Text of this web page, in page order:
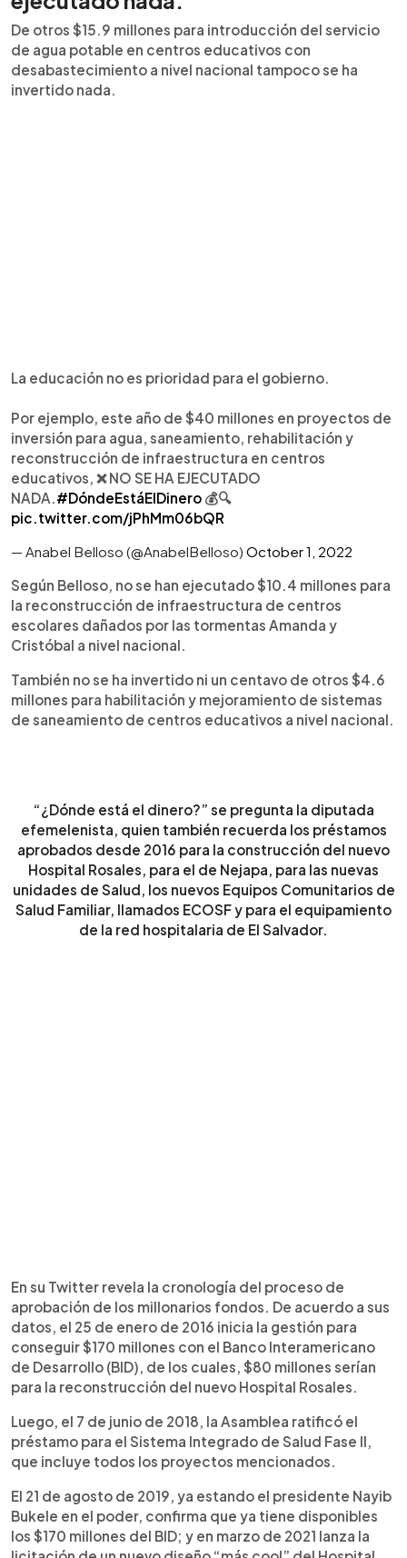
De otros $15.9 millones para introducción del servicio
de agua potable en centros educativos con
desabastecimiento a nivel nacional tampoco se ha
invertido nada.
La educación no es prioridad para el gobierno.
Por ejemplo, este año de $40 millones en proyectos de
inversión para agua, saneamiento, rehabilitación y
reconstrucción de infraestructura en centros
educativos, ❌ NO SE HA EJECUTADO
NADA.#DóndeEstáElDinero 💰🔍
pic.twitter.com/jPhMm06bQR
— Anabel Belloso (@AnabelBelloso) October 1, 2022
Según Belloso, no se han ejecutado $10.4 millones para
la reconstrucción de infraestructura de centros
escolares dañados por las tormentas Amanda y
Cristóbal a nivel nacional.
También no se ha invertido ni un centavo de otros $4.6
millones para habilitación y mejoramiento de sistemas
de saneamiento de centros educativos a nivel nacional.
“¿Dónde está el dinero?” se pregunta la diputada
efemelenista, quien también recuerda los préstamos
aprobados desde 2016 para la construcción del nuevo
Hospital Rosales, para el de Nejapa, para las nuevas
unidades de Salud, los nuevos Equipos Comunitarios de
Salud Familiar, llamados ECOSF y para el equipamiento
de la red hospitalaria de El Salvador.
En su Twitter revela la cronología del proceso de
aprobación de los millonarios fondos. De acuerdo a sus
datos, el 25 de enero de 2016 inicia la gestión para
conseguir $170 millones con el Banco Interamericano
de Desarrollo (BID), de los cuales, $80 millones serían
para la reconstrucción del nuevo Hospital Rosales.
Luego, el 7 de junio de 2018, la Asamblea ratificó el
préstamo para el Sistema Integrado de Salud Fase II,
que incluye todos los proyectos mencionados.
El 21 de agosto de 2019, ya estando el presidente Nayib
Bukele en el poder, confirma que ya tiene disponibles
los $170 millones del BID; y en marzo de 2021 lanza la